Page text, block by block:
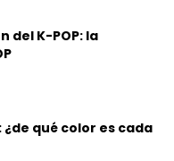
del K-POP: la
¿de qué color es cada